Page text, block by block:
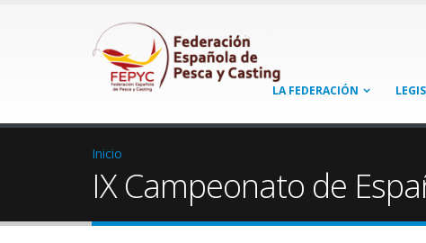
LA FEDERACIÓN
Inicio
IX Campeonato de